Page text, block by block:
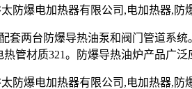
套两台防爆导热油泵和阀门管道系
管材质321。防爆导热油炉产品广